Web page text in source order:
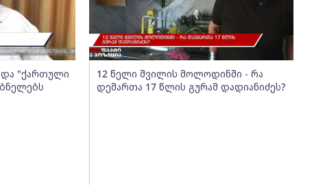
და "ქართული
12 წელი შვილის მოლოდინში - რა
დემართა 17 წლის გურამ დადიანიძეს?